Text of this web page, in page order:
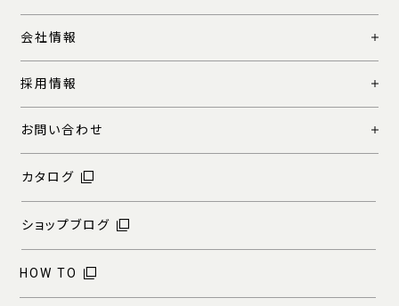
会社情報
採用情報
お問い合わせ
カタログ
ショップブログ
HOW TO